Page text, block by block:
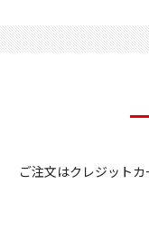
ご注文はクレジット